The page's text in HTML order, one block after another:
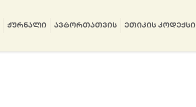
ᲟᲣᲠᲜᲐᲚᲘ ᲐᲕᲢᲝᲠᲗᲐᲗᲕᲘᲡ ᲔᲗᲘᲙᲘᲡ ᲙᲝᲓᲔᲥᲡᲘ